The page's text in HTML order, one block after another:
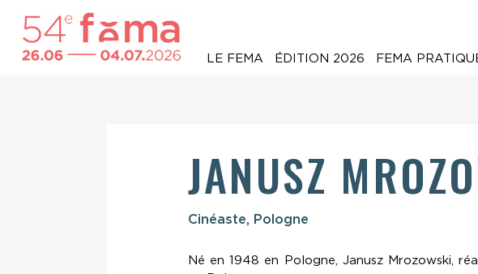
LE FEMA ÉDITION 2026 FEMA
JANUSZ
Cinéaste, Pologne
Né en 1948 en Pologne, Janusz Mrozowski,